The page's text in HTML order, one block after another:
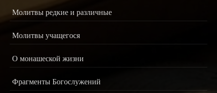
Молитвы редкие и различные
Молитвы учащегося
О монашеской жизни
Фрагменты Богослужений